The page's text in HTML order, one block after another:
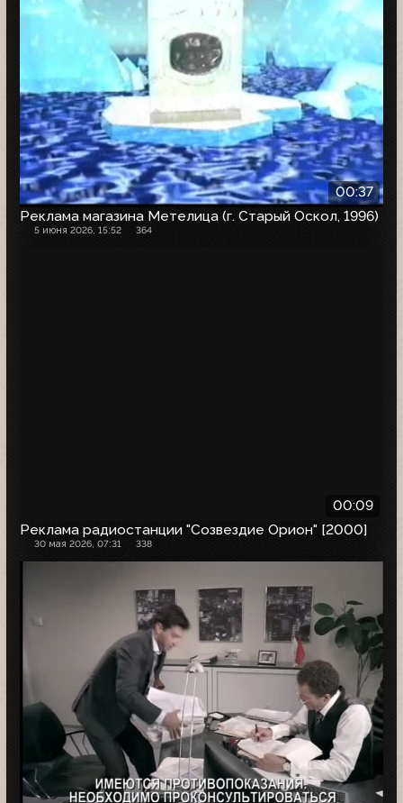
00:37
Реклама магазина Метелица (г. Старый Оскол, 1996)
5 июня 2026, 15:52 364
00:09
Реклама радиостанции "Созвездие Орион" [2000]
30 мая 2026, 07:31 338